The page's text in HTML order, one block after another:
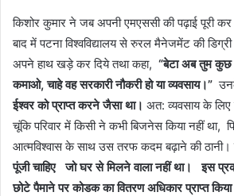
किशोर कुमार ने जब अपनी एमएससी की पढ़ाई पूरी कर
बाद में पटना विश्वविद्यालय से रुरल मैनेजमेंट की
अपने हाथ खड़े कर दिये तथा कहा, “बेटा अब तुम कुछ
कमाओ, चाहे वह सरकारी नौकरी हो या व्यवसाय।”
ईश्वर को प्राप्त करने जैसा था। अत: व्यवसाय के लिए
चूंकि परिवार में किसी ने कभी बिजनेस किया नहीं था,
आत्मविश्वास के साथ उस तरफ कदम बढ़ाने की ठानी।
पूंजी चाहिए जो घर से मिलने वाला नहीं था।
इस
छोटे पैमाने पर कोडक का वितरण अधिकार प्राप्त